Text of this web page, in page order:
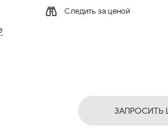
Следить за ценой
ЗАПРОСИТЬ